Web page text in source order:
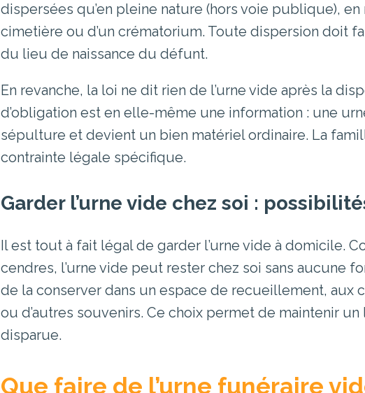
dispersées qu’en pleine nature (hors voie publique),
cimetière ou d’un crématorium. Toute dispersion doit
du lieu de naissance du défunt.
En revanche, la loi ne dit rien de l’urne vide après la
d’obligation est en elle-même une information : une
sépulture et devient un bien matériel ordinaire. La
contrainte légale spécifique.
Garder l’urne vide chez soi :
Il est tout à fait légal de garder l’urne vide à domicile.
cendres, l’urne vide peut rester chez soi sans aucune
de la conserver dans un espace de recueillement, aux
ou d’autres souvenirs. Ce choix permet de maintenir
disparue.
Que faire de l’urne funéraire